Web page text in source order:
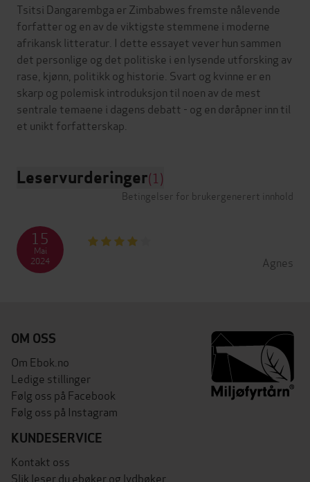
Tsitsi Dangarembga er Zimbabwes fremste nålevende
forfatter og en av de viktigste stemmene i moderne
afrikansk litteratur. I dette essayet vever hun sammen
det personlige og det politiske i en lysende utforsking av
rase, kjønn, politikk og historie. Svart og kvinne er en
skarp og polemisk introduksjon til noen av de mest
sentrale temaene i dagens debatt - og en døråpner inn til
Leservurderinger(1)
Betingelser for brukergenerert innhold
Agnes
15
Mai
2024
OM OSS
Om Ebok.no
Ledige stillinger
Følg oss på Facebook
Følg oss på Instagram
KUNDESERVICE
Kontakt oss
Slik leser du ebøker og lydbøker